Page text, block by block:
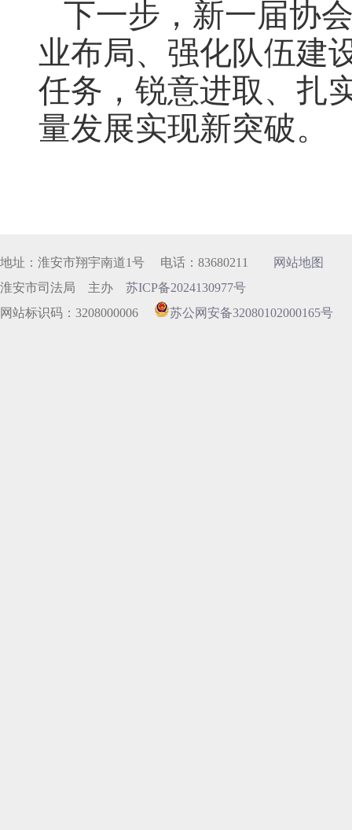
下一步，新一届协
业布局、强化队伍建
任务，锐意进取、扎
量发展实现新突破。
地址：淮安市翔宇南道1号 电话：83680211
网站地图
淮安市司法局 主办 苏ICP备2024130977号
网站标识码：3208000006
苏公网安备32080102000165号